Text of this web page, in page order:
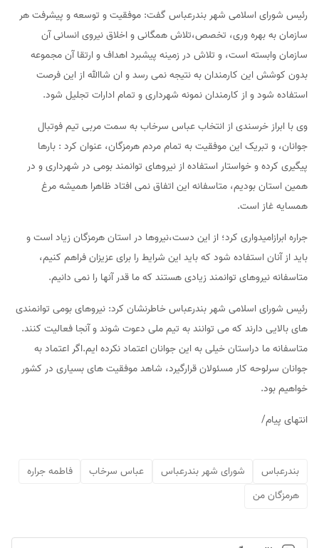
رئیس شورای اسلامی شهر بندرعباس گفت: موفقیت و توسعه و پیشرفت هر
سازمان به بهره وری، تخصص،تلاش همگانی و اخلاق نیروی انسانی آن
سازمان وابسته است، و تلاش در زمینه پیشبرد اهداف و ارتقا آن مجموعه
بدون کوشش این کارمندان به نتیجه نمی رسد و ان شاالله از این فرصت
استفاده شود و از کارمندان نمونه شهرداری و تمام ادارات تجلیل شود.
وی با ابراز خرسندی از انتخاب عباس سرخاب به سمت مربی تیم فوتبال
جوانان، و تبریک این موفقیت به تمام مردم هرمزگان، عنوان کرد : بارها
پیگیری کرده و خواستار استفاده از نیروهای توانمند بومی در شهرداری و در
همین استان بودیم، متاسفانه این اتفاق نمی افتاد ظاهرا همیشه مرغ
همسایه غاز است.
جراره ابرازامیدواری کرد؛ از این دست،نیروها در استان هرمزگان زیاد است و
باید از آنان استفاده شود که باید این شرایط را برای عزیزان فراهم کنیم،
متاسفانه نیروهای توانمند زیادی هستند که ما قدر آنها را نمی دانیم.
رئیس شورای اسلامی شهر بندرعباس خاطرنشان کرد: نیروهای بومی توانمندی
های بالایی دارند که می توانند به تیم ملی دعوت شوند و آنجا فعالیت کنند.
متاسفانه ما دراستان خیلی به این جوانان اعتماد نکرده ایم.اگر اعتماد به
جوانان سرلوحه کار مسئولان قرارگیرد، شاهد موفقیت های بسیاری در کشور
خواهیم بود.
انتهای پیام/
بندرعباس شورای شهر بندرعباس عباس سرخاب
فاطمه جراره
هرمزگان من